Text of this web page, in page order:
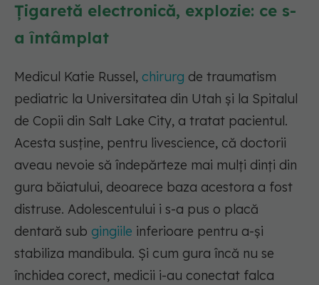
Țigaretă electronică, explozie: ce s-
a întâmplat
Medicul Katie Russel, chirurg de traumatism
pediatric la Universitatea din Utah și la Spitalul
de Copii din Salt Lake City, a tratat pacientul.
Acesta susține, pentru livescience, că doctorii
aveau nevoie să îndepărteze mai mulți dinți din
gura băiatului, deoarece baza acestora a fost
distruse. Adolescentului i s-a pus o placă
dentară sub gingiile inferioare pentru a-și
stabiliza mandibula. Și cum gura încă nu se
închidea corect, medicii i-au conectat falca